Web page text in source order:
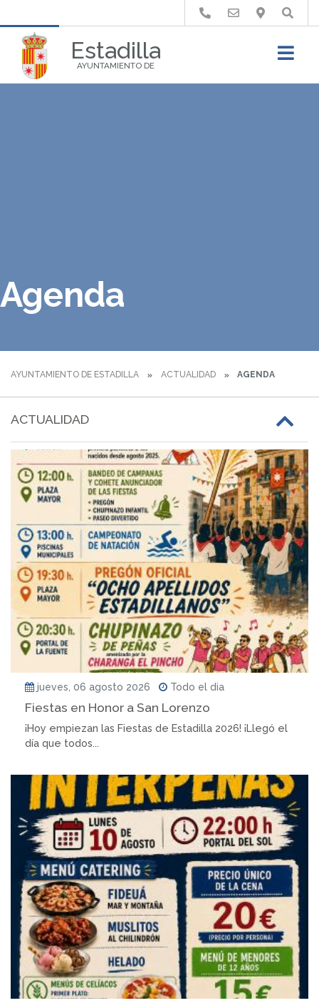
Estadilla
AYUNTAMIENTO DE
Buscar
Agenda
AYUNTAMIENTO DE ESTADILLA ACTUALIDAD AGENDA
ACTUALIDAD
jueves, 06 agosto 2026 Todo el dia
Fiestas en Honor a San Lorenzo
¡Hoy empiezan las Fiestas de Estadilla 2026! ¡Llegó el
día que todos...